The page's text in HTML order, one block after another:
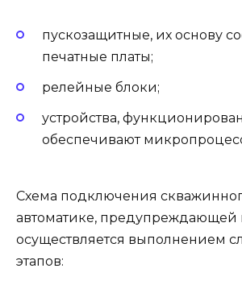
пускозащитные, их основу
печатные платы;
релейные блоки;
устройства,
обеспечивают
Схема подключения
автоматике, предупреждающей
осуществляется выполнением
этапов: